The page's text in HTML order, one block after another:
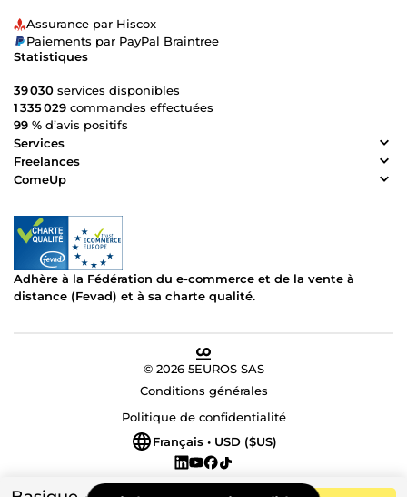
Assurance par Hiscox
Paiements par PayPal Braintree
Statistiques
39 030 services disponibles
1 335 029 commandes effectuées
99 % d’avis positifs
Services
Freelances
ComeUp
Adhère à la Fédération du e-commerce et de la vente à
distance (Fevad) et à sa charte qualité.
© 2026 5EUROS SAS
Conditions générales
Politique de confidentialité
Français • USD ($US)